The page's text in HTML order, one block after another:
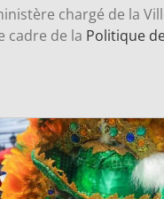
chargé de la
cadre de la Politique